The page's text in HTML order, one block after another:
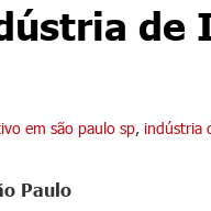
de
em são paulo sp, indústria
Paulo